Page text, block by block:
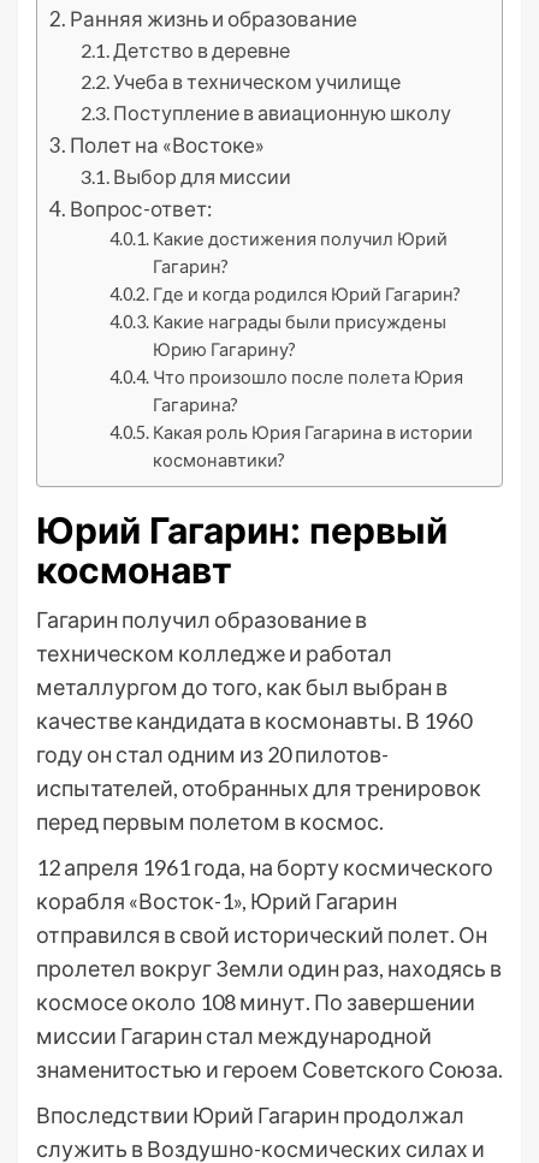
Ранняя жизнь и образование
Детство в деревне
Учеба в техническом училище
Поступление в авиационную школу
Полет на «Востоке»
Выбор для миссии
Вопрос-ответ:
Какие достижения получил Юрий
Гагарин?
Где и когда родился Юрий Гагарин?
Какие награды были присуждены
Юрию Гагарину?
Что произошло после полета Юрия
Гагарина?
Какая роль Юрия Гагарина в истории
космонавтики?
Юрий Гагарин: первый
космонавт
Гагарин получил образование в
техническом колледже и работал
металлургом до того, как был выбран в
качестве кандидата в космонавты. В 1960
году он стал одним из 20 пилотов-
испытателей, отобранных для тренировок
перед первым полетом в космос.
12 апреля 1961 года, на борту космического
корабля «Восток-1», Юрий Гагарин
отправился в свой исторический полет. Он
пролетел вокруг Земли один раз, находясь в
космосе около 108 минут. По завершении
миссии Гагарин стал международной
знаменитостью и героем Советского Союза.
Впоследствии Юрий Гагарин продолжал
служить в Воздушно-космических силах и